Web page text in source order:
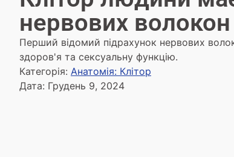
нервових волокон
Перший відомий підрахунок нервових
здоров'я та сексуальну функцію.
Категорія: Анатомія: Клітор
Дата: Грудень 9, 2024